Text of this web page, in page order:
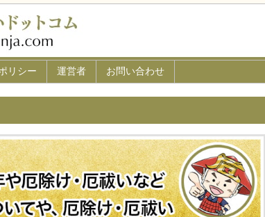
リシー 運営者 お問い合わせ